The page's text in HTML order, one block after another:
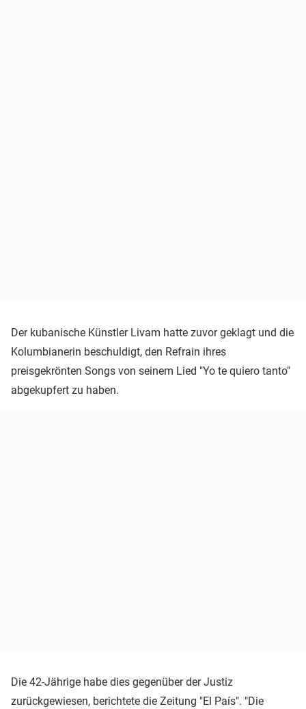
Der kubanische Künstler Livam hatte zuvor geklagt und die
Kolumbianerin beschuldigt, den Refrain ihres
preisgekrönten Songs von seinem Lied "Yo te quiero tanto"
abgekupfert zu haben.
Die 42-Jährige habe dies gegenüber der Justiz
zurückgewiesen, berichtete die Zeitung "El País". "Die